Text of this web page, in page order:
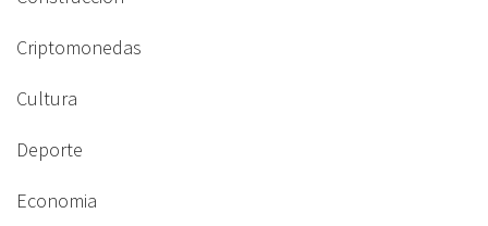
Criptomonedas
Cultura
Deporte
Economia